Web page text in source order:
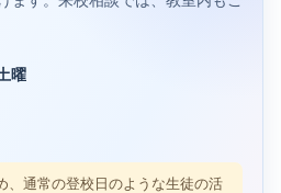
曜
、通常の登校日のような生徒の活